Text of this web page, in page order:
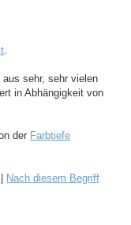
.
sehr, sehr vielen
in Abhängigkeit von
der Farbtiefe
Nach diesem Begriff